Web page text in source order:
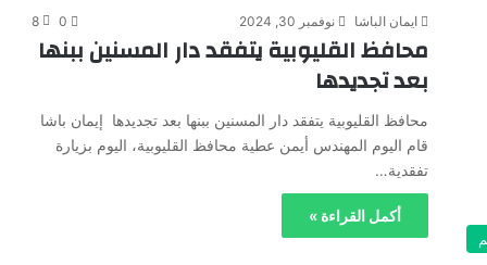
ايمان الباشا نوفمبر 30, 2024 0
8
محافظ القليوبية يتفقد دار المسنين ببنها
بعد تجديدها
محافظ القليوبية يتفقد دار المسنين ببنها بعد تجديدها إيمان باشا
قام اليوم المهندس أيمن عطية محافظ القليوبية، اليوم بزيارة
تفقدية…
أكمل القراءة »